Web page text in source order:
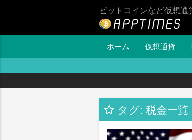
ビットコインなど仮想
ホーム 仮想通貨
タグ: 税金一覧